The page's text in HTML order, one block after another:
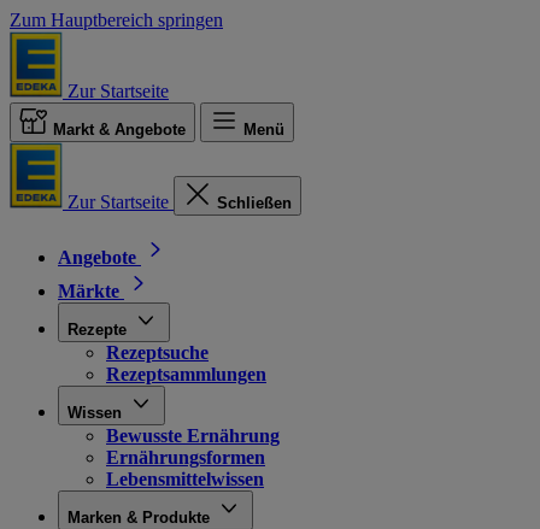
Zum Hauptbereich springen
Zur Startseite
Markt & Angebote Menü
Zur Startseite Schließen
Angebote
Märkte
Rezepte
Rezeptsuche
Rezeptsammlungen
Wissen
Bewusste Ernährung
Ernährungsformen
Lebensmittelwissen
Marken & Produkte